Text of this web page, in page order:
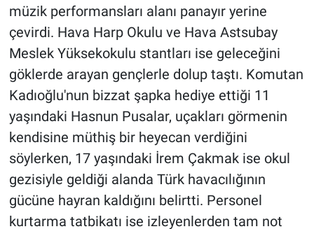
müzik performansları alanı panayır yerine
çevirdi. Hava Harp Okulu ve Hava Astsubay
Meslek Yüksekokulu stantları ise geleceğini
göklerde arayan gençlerle dolup taştı. Komutan
Kadıoğlu'nun bizzat şapka hediye ettiği 11
yaşındaki Hasnun Pusalar, uçakları görmenin
kendisine müthiş bir heyecan verdiğini
söylerken, 17 yaşındaki İrem Çakmak ise okul
gezisiyle geldiği alanda Türk havacılığının
gücüne hayran kaldığını belirtti. Personel
kurtarma tatbikatı ise izleyenlerden tam not